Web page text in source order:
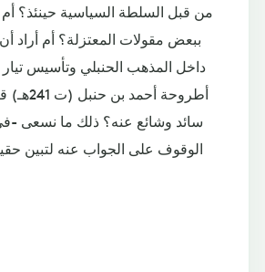
من قبل السلطة السياسية حينئذ؟ أم
ببعض مقولات المعتزلة؟ أم أراد أن
داخل المذهب الحنبلي وتأسيس تيار
أطروحة
سائد وشائع عنه؟ ذلك ما نسعى -
الوقوف على الجواب عنه لتبين